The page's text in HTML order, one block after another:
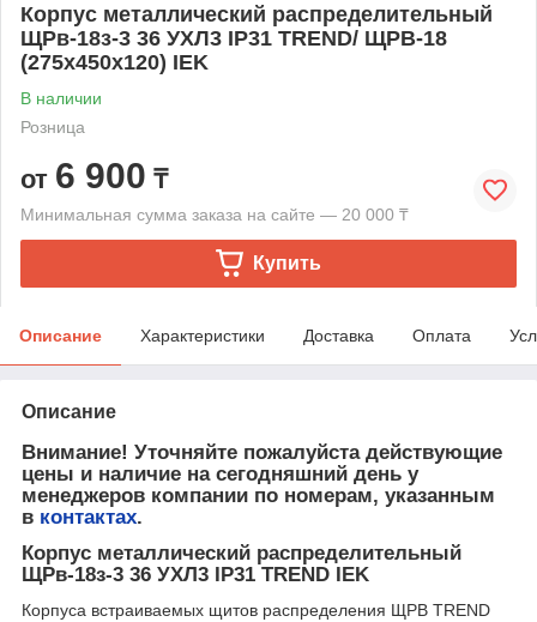
Корпус металлический распределительный
ЩРв-18з-3 36 УХЛ3 IP31 TREND/ ЩРВ-18
(275x450x120) IEK
В наличии
Розница
от 6 900 ₸
Минимальная сумма заказа на сайте — 20 000 ₸
Купить
Описание Характеристики Доставка Оплата
Описание
Внимание! Уточняйте пожалуйста действующие
цены и наличие на сегодняшний день у
менеджеров компании по номерам, указанным
в контактах.
Корпус металлический распределительный
ЩРв-18з-3 36 УХЛ3 IP31 TREND IEK
Корпуса встраиваемых щитов распределения ЩРВ TREND